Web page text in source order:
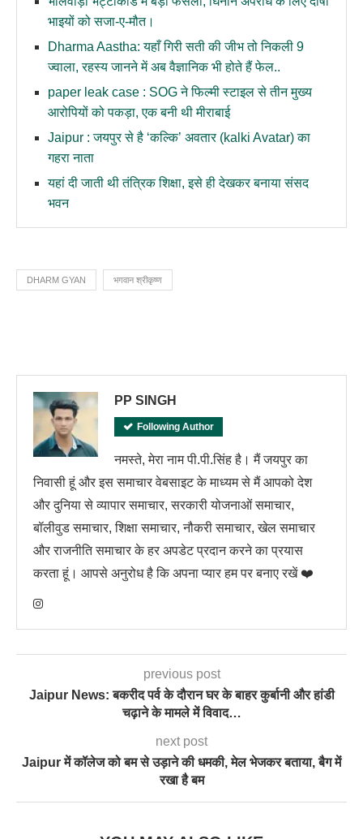
भाइयों को सजा-ए-मौत।
Dharma Aastha: यहाँ गिरी सती की जीभ तो निकली 9
ज्वाला, रहस्य जानने में अब वैज्ञानिक भी होते हैं फेल..
paper leak case : SOG ने फिल्मी स्टाइल से तीन मुख्य
आरोपियों को पकड़ा, एक बनी थी मीराबाई
Jaipur : जयपुर से है ‘कल्कि’ अवतार (kalki Avatar) का
गहरा नाता
यहां दी जाती थी तंत्रिक शिक्षा, इसे ही देखकर बनाया संसद
भवन
DHARM GYAN भगवान श्रीकृष्ण
PP SINGH
Following Author
नमस्ते, मेरा नाम पी.पी.सिंह है। मैं जयपुर का
निवासी हूं और इस समाचार वेबसाइट के माध्यम से मैं आपको देश
और दुनिया से व्यापार समाचार, सरकारी योजनाओं समाचार,
बॉलीवुड समाचार, शिक्षा समाचार, नौकरी समाचार, खेल समाचार
और राजनीति समाचार के हर अपडेट प्रदान करने का प्रयास
करता हूं। आपसे अनुरोध है कि अपना प्यार हम पर बनाए रखें ❤️
previous post
Jaipur News: बकरीद पर्व के दौरान घर के बाहर कुर्बानी और हांडी
चढ़ाने के मामले में विवाद…
next post
Jaipur में कॉलेज को बम से उड़ाने की धमकी, मेल भेजकर बताया, बैग में
रखा है बम